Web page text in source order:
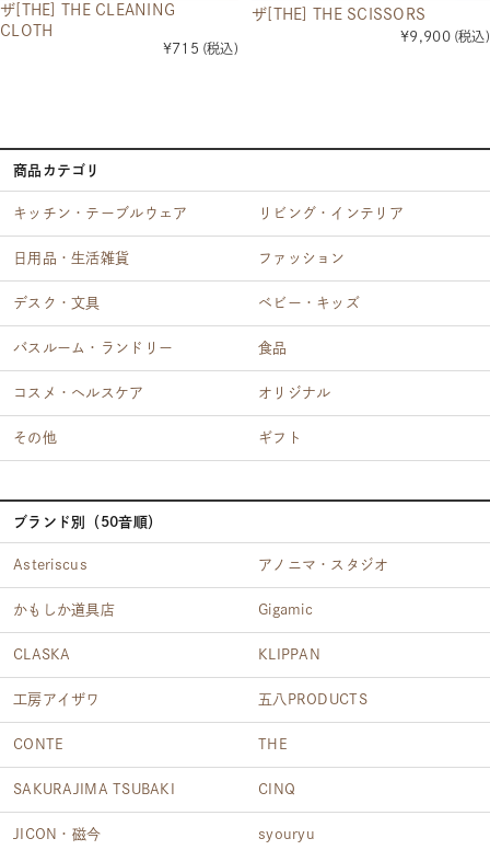
ザ[THE] THE CLEANING
CLOTH
¥715 (税込)
ザ[THE] THE SCISSORS
¥9,900 (税込)
商品カテゴリ
キッチン・テーブルウェア リビング・インテリア
日用品・生活雑貨 ファッション
デスク・文具 ベビー・キッズ
バスルーム・ランドリー 食品
コスメ・ヘルスケア オリジナル
その他 ギフト
ブランド別（50音順）
Asteriscus アノニマ・スタジオ
かもしか道具店 Gigamic
CLASKA KLIPPAN
工房アイザワ 五八PRODUCTS
CONTE THE
SAKURAJIMA TSUBAKI CINQ
JICON・磁今 syouryu